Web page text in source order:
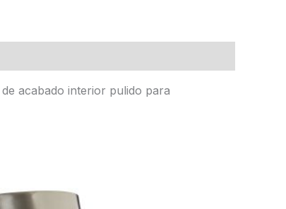
acabado interior pulido para